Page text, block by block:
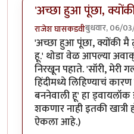
'अच्छा हुआ पूंछा,
राजेश घासकडवीबुधवार, 06/
'अच्छा हुआ पूंछा, क्योंकी मै
हू.' थोडा वेळ आपल्या
निरखून पहाते. 'सॉरी,
हिंदीमध्ये लिहिण्याचं
बननेवाली हू' हा
शकणार नाही इतकी खात्री
ऐकला आहे.)